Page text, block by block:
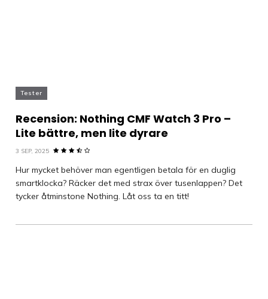
Tester
Recension: Nothing CMF Watch 3 Pro –
Lite bättre, men lite dyrare
3 SEP, 2025
Hur mycket behöver man egentligen betala för en duglig
smartklocka? Räcker det med strax över tusenlappen? Det
tycker åtminstone Nothing. Låt oss ta en titt!